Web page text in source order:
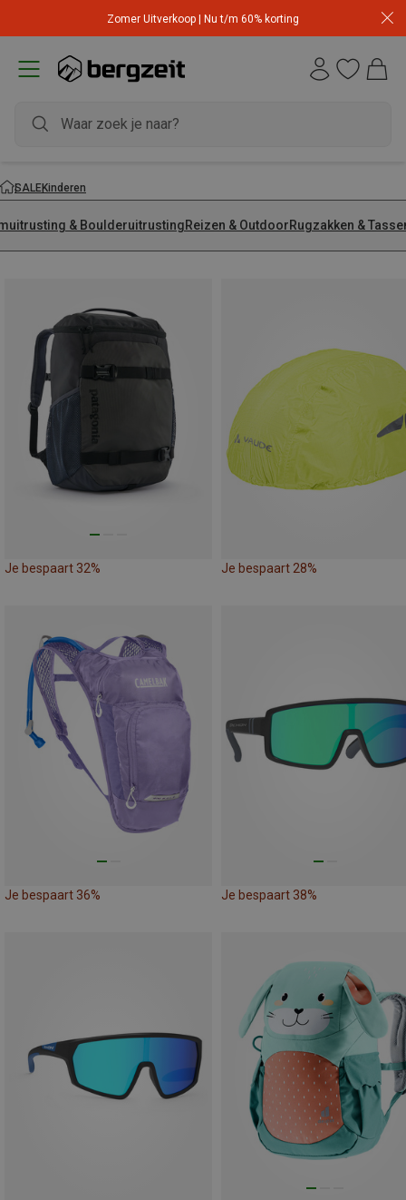
Zomer Uitverkoop | Nu t/m 60% korting
SALEKinderen
& BoulderuitrustingReizen & OutdoorRugzakken &
Je bespaart 32% Je bespaart 28%
Je bespaart 36% Je bespaart 38%